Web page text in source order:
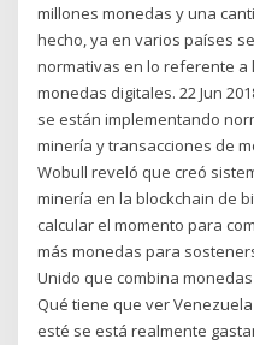
millones monedas y una
hecho, ya en varios países
normativas en lo referente a
monedas digitales. 22 Jun
se están implementando
minería y transacciones de
Wobull reveló que creó
minería en la blockchain de
calcular el momento para
más monedas para
Unido que combina
Qué tiene que ver
esté se está realmente